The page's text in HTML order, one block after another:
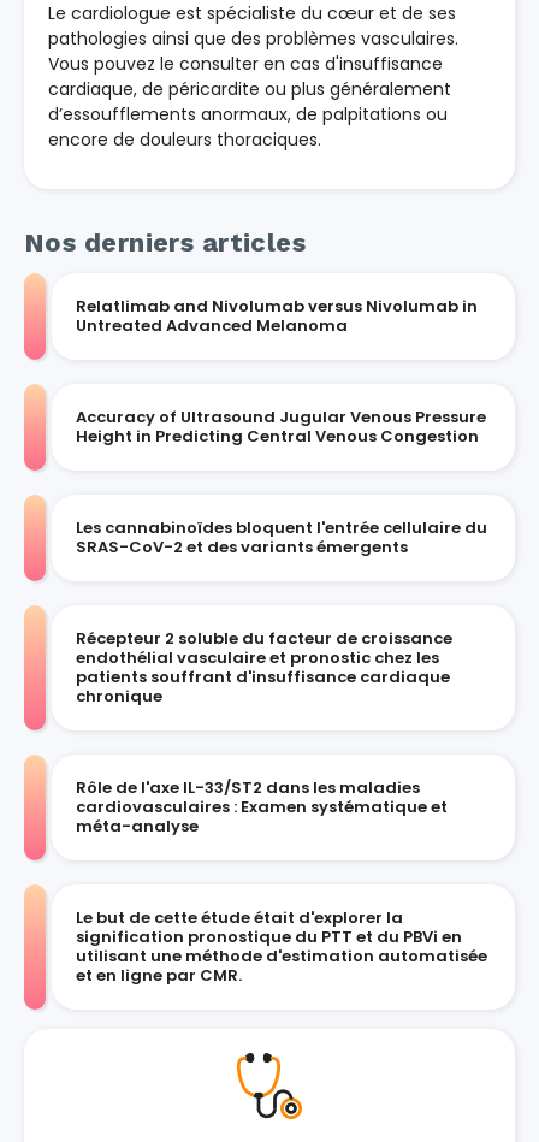
Le cardiologue est spécialiste du cœur et de ses
pathologies ainsi que des problèmes vasculaires.
Vous pouvez le consulter en cas d'insuffisance
cardiaque, de péricardite ou plus généralement
d’essoufflements anormaux, de palpitations ou
encore de douleurs thoraciques.
Nos derniers articles
Relatlimab and Nivolumab versus Nivolumab in
Untreated Advanced Melanoma
Accuracy of Ultrasound Jugular Venous Pressure
Height in Predicting Central Venous Congestion
Les cannabinoïdes bloquent l'entrée cellulaire du
SRAS-CoV-2 et des variants émergents
Récepteur 2 soluble du facteur de croissance
endothélial vasculaire et pronostic chez les
patients souffrant d'insuffisance cardiaque
chronique
Rôle de l'axe IL-33/ST2 dans les maladies
cardiovasculaires : Examen systématique et
méta-analyse
Le but de cette étude était d'explorer la
signification pronostique du PTT et du PBVi en
utilisant une méthode d'estimation automatisée
et en ligne par CMR.